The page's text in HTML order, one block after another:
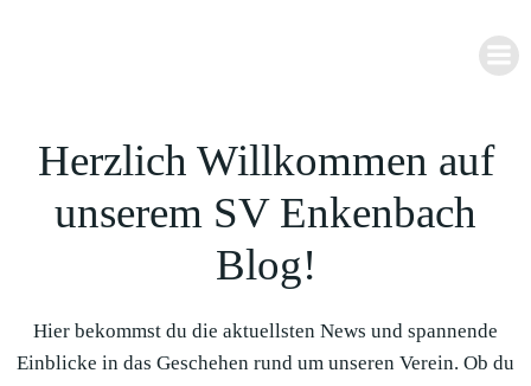
Herzlich Willkommen auf
unserem SV Enkenbach
Blog!
Hier bekommst du die aktuellsten News und spannende
Einblicke in das Geschehen rund um unseren Verein. Ob du